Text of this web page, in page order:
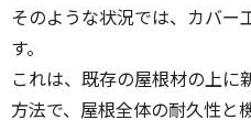
そのような状況では、カバー
す。
これは、既存の屋根材の上に
方法で、屋根全体の耐久性と